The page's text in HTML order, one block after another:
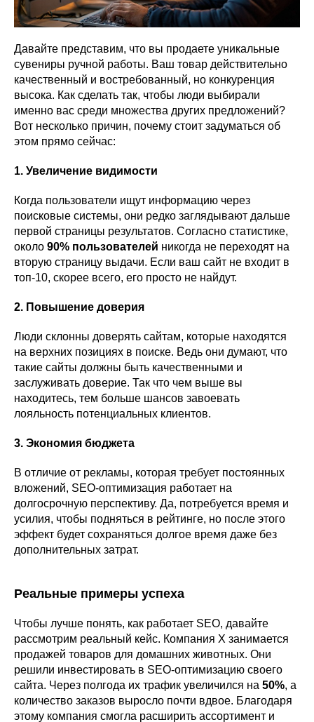
Давайте представим, что вы продаете уникальные
сувениры ручной работы. Ваш товар действительно
качественный и востребованный, но конкуренция
высока. Как сделать так, чтобы люди выбирали
именно вас среди множества других предложений?
Вот несколько причин, почему стоит задуматься об
этом прямо сейчас:
1. Увеличение видимости
Когда пользователи ищут информацию через
поисковые системы, они редко заглядывают дальше
первой страницы результатов. Согласно статистике,
около 90% пользователей никогда не переходят на
вторую страницу выдачи. Если ваш сайт не входит в
топ-10, скорее всего, его просто не найдут.
2. Повышение доверия
Люди склонны доверять сайтам, которые находятся
на верхних позициях в поиске. Ведь они думают, что
такие сайты должны быть качественными и
заслуживать доверие. Так что чем выше вы
находитесь, тем больше шансов завоевать
лояльность потенциальных клиентов.
3. Экономия бюджета
В отличие от рекламы, которая требует постоянных
вложений, SEO-оптимизация работает на
долгосрочную перспективу. Да, потребуется время и
усилия, чтобы подняться в рейтинге, но после этого
эффект будет сохраняться долгое время даже без
дополнительных затрат.
Реальные примеры успеха
Чтобы лучше понять, как работает SEO, давайте
рассмотрим реальный кейс. Компания X занимается
продажей товаров для домашних животных. Они
решили инвестировать в SEO-оптимизацию своего
сайта. Через полгода их трафик увеличился на 50%, а
количество заказов выросло почти вдвое. Благодаря
этому компания смогла расширить ассортимент и